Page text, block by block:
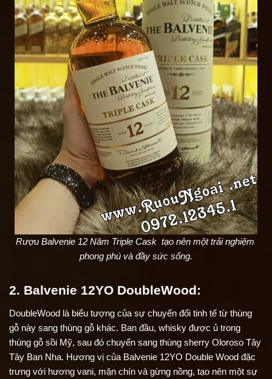
Rượu Balvenie 12 Năm Triple Cask  tạo nên một trải nghiệm
phong phú và đầy sức sống.
2. Balvenie 12YO DoubleWood:
DoubleWood là biểu tượng của sự chuyển đổi tinh tế từ thùng
gỗ này sang thùng gỗ khác. Ban đầu, whisky được ủ trong
thùng gỗ sồi Mỹ, sau đó chuyển sang thùng sherry Oloroso Tây
Tây Ban Nha. Hương vị của Balvenie 12YO Double Wood đặc
trưng với hương vani, mận chín và gừng nồng, tạo nên một sự